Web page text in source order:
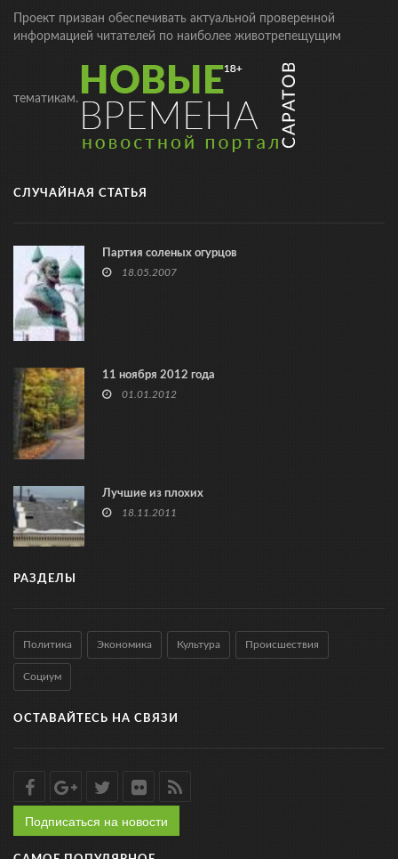
Проект призван обеспечивать актуальной проверенной
информацией читателей по наиболее животрепещущим
тематикам.
СЛУЧАЙНАЯ СТАТЬЯ
Партия соленых огурцов
18.05.2007
11 ноября 2012 года
01.01.2012
Лучшие из плохих
18.11.2011
РАЗДЕЛЫ
Политика Экономика Культура Происшествия
Социум
ОСТАВАЙТЕСЬ НА СВЯЗИ
Подписаться на новости